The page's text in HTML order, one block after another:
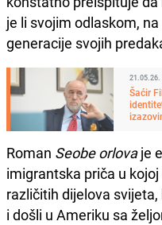
je li svojim odlaskom,
generacije svojih
21.05.26.
Šaćir
Roman Seobe orlovaje
imigrantska priča u
različitih dijelova
i došli u Ameriku sa